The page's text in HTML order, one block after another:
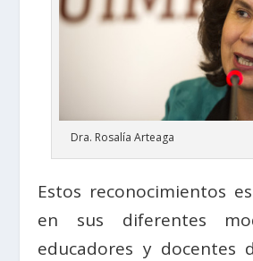
Dra. Rosalía Arteaga
Estos reconocimientos
en sus diferentes
educadores y docentes